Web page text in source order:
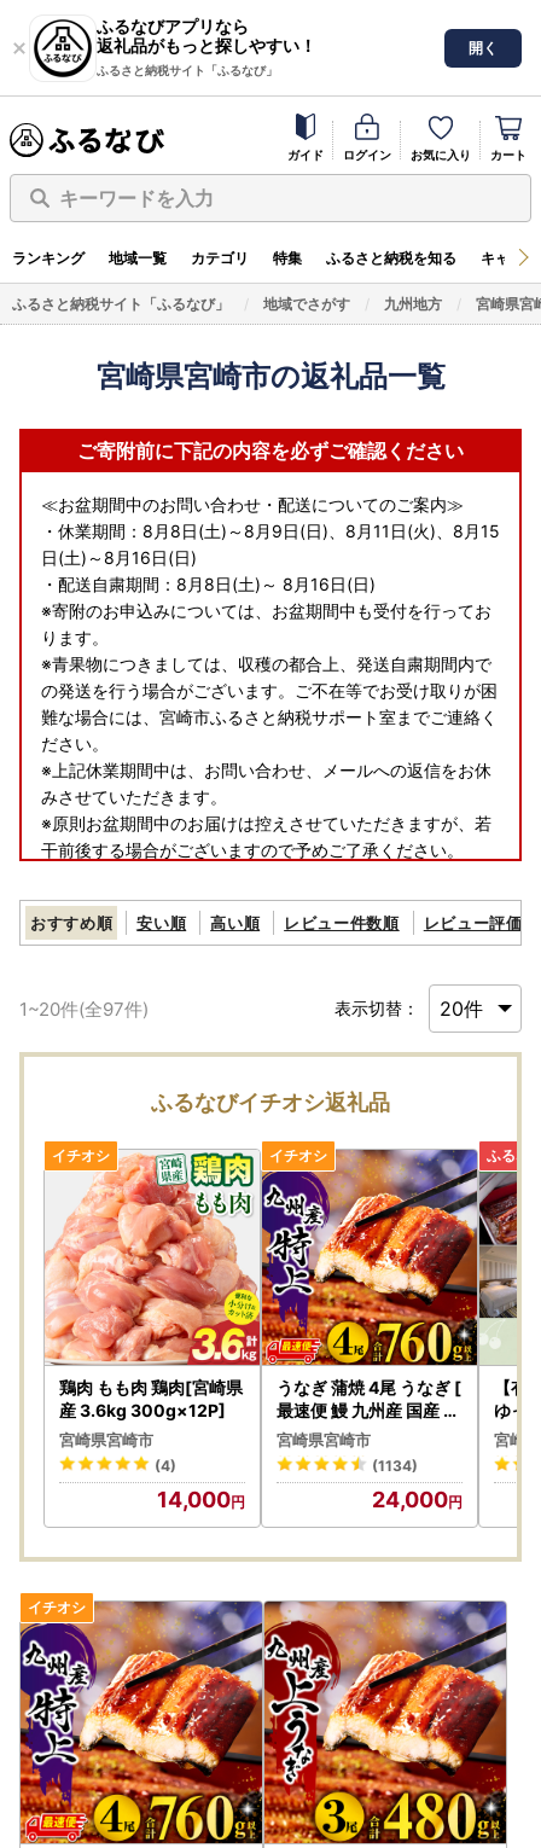
ふるなびアプリなら
返礼品がもっと探しやすい！
ふるさと納税サイト「ふるなび」
開く
ガイド ログイン お気に入り カート
キーワードを入力
ランキング 地域一覧 カテゴリ 特集 ふるさと納税を知る キャン
ふるさと納税サイト「ふるなび」 地域でさがす 九州地方 宮崎県宮
宮崎県宮崎市の返礼品一覧
ご寄附前に下記の内容を必ずご確認ください
≪お盆期間中のお問い合わせ・配送についてのご案内≫
・休業期間：8月8日(土)～8月9日(日)、8月11日(火)、8月15
日(土)～8月16日(日)
・配送自粛期間：8月8日(土)～ 8月16日(日)
※寄附のお申込みについては、お盆期間中も受付を行ってお
ります。
※青果物につきましては、収穫の都合上、発送自粛期間内で
の発送を行う場合がございます。ご不在等でお受け取りが困
難な場合には、宮崎市ふるさと納税サポート室までご連絡く
ださい。
※上記休業期間中は、お問い合わせ、メールへの返信をお休
みさせていただきます。
※原則お盆期間中のお届けは控えさせていただきますが、若
干前後する場合がございますので予めご了承ください。
■お礼品の配送について
・お礼品の配送日のご指定はできかねますので、予めご了承
・お礼品は市外にお住いの方のみへのお届けとなります。そ
の他の方については返礼品をお受け取りいただけません。あ
らかじめご了承ください。
・お礼品毎にお届け時期が異なります。詳しくは各お礼品ペ
ージ内に表記がございますのでそちらをご確認ください。
・お礼品の在庫状況により、お礼品ページ内表記のお届け時
期以上に時間を頂戴する場合がございますのでご理解の程宜
しくお願い致します。
・お届けを致しましたお礼品は確実にお受取りください。長
期不在等寄付者様事由による返送、劣化、においては再送は
出来ません。
・ヤマト運輸様の転送料につきまして
お届け先を変更（転送）する場合、転送料金は、ご贈答用の
場合でもお届け先様のご負担となりますので、ご住所にお間
違いがないか十分にご確認の上ご注文ください。
なお、お届け先様が住所不明で配達ができない場合は、送り
了承ください。
・梱包はお礼品毎に個別に実施してお届けいたします(複数
のお礼品の同一梱包は出来ません)。
・一部離島にはクール便でのお届けが出来ませんのでご注意
ください。
■ワンストップ特例申請書
入金確認後、注文内容確認画面の【注文者情報】に記載の住
所へ申込完了日から30日程度で発送いたします。
おすすめ順 安い順 高い順 レビュー件数順 レビュー評価順
1~20件(全97件) 表示切替：
ふるなびイチオシ返礼品
鶏肉 もも肉 鶏肉[宮崎県
産 3.6kg 300g×12P]
宮崎県宮崎市
(4)
14,000
うなぎ 蒲焼 4尾 うなぎ [
最速便 鰻 九州産 国産 計
760g以上]
宮崎県宮崎市
(1134)
24,000
【有
ゆっ
】宮
ポイ
宮崎